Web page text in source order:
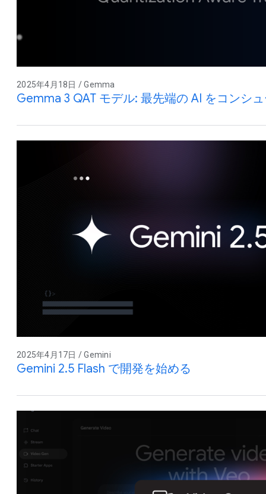
2025年4月18日 / Gemma
Gemma 3 QAT モデル: 最先端の AI をコンシ
2025年4月17日 / Gemini
Gemini 2.5 Flash で開発を始める